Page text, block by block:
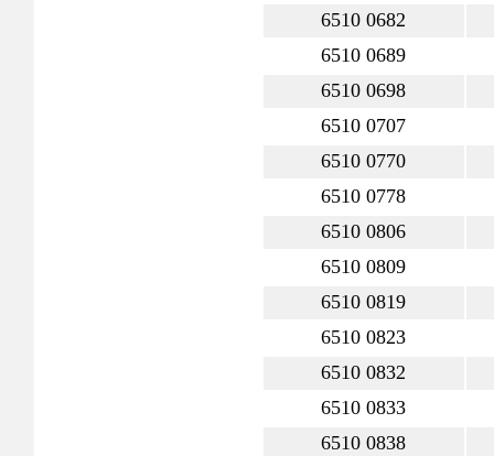
6510 0682
6510 0689
6510 0698
6510 0707
6510 0770
6510 0778
6510 0806
6510 0809
6510 0819
6510 0823
6510 0832
6510 0833
6510 0838